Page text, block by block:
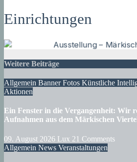
Einrichtungen
Weitere Beiträge
Allgemein BannerFotos Künstliche
Aktionen
Ein Fenster in die Vergangenheit: Wir
Aufnahmen aus dem Märkischen
09. August 2026 Lux 21 Comments
Allgemein News Veranstaltungen